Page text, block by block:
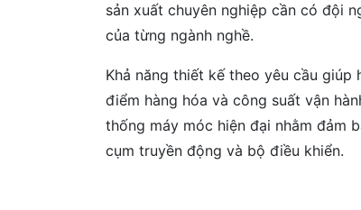
sản xuất chuyên nghiệp cần có đội
của từng ngành nghề.
Khả năng thiết kế theo yêu cầu
điểm hàng hóa và công suất vận
thống máy móc hiện đại nhằm đảm
cụm truyền động và bộ điều khiển.